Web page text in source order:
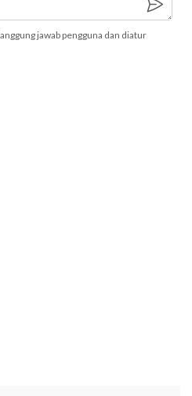
jawab pengguna dan diatur